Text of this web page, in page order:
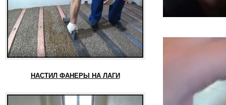
НАСТИЛ ФАНЕРЫ НА ЛАГИ